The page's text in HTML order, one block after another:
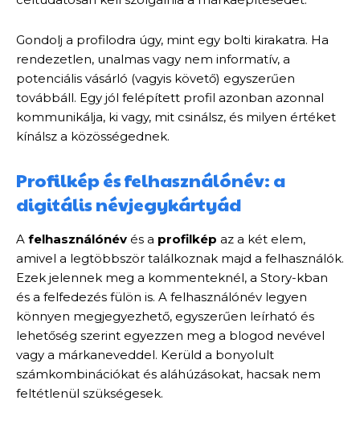
Gondolj a profilodra úgy, mint egy bolti kirakatra. Ha
rendezetlen, unalmas vagy nem informatív, a
potenciális vásárló (vagyis követő) egyszerűen
továbbáll. Egy jól felépített profil azonban azonnal
kommunikálja, ki vagy, mit csinálsz, és milyen értéket
kínálsz a közösségednek.
Profilkép és felhasználónév: a
digitális névjegykártyád
A felhasználónév és a profilkép az a két elem,
amivel a legtöbbször találkoznak majd a felhasználók.
Ezek jelennek meg a kommenteknél, a Story-kban
és a felfedezés fülön is. A felhasználónév legyen
könnyen megjegyezhető, egyszerűen leírható és
lehetőség szerint egyezzen meg a blogod nevével
vagy a márkaneveddel. Kerüld a bonyolult
számkombinációkat és aláhúzásokat, hacsak nem
feltétlenül szükségesek.